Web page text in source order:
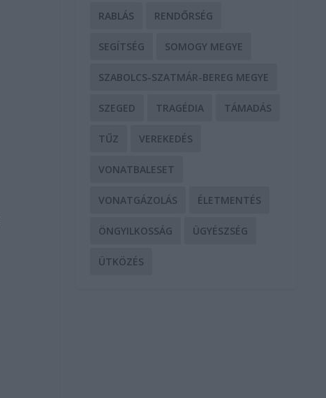
RABLÁS RENDŐRSÉG
SEGÍTSÉG SOMOGY MEGYE
SZABOLCS-SZATMÁR-BEREG MEGYE
SZEGED TRAGÉDIA TÁMADÁS
TŰZ VEREKEDÉS
VONATBALESET
VONATGÁZOLÁS ÉLETMENTÉS
ÖNGYILKOSSÁG ÜGYÉSZSÉG
ÜTKÖZÉS